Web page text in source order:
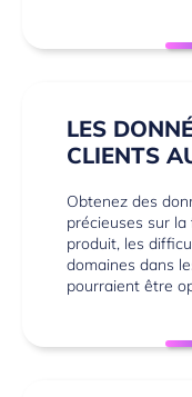
LES
CLIENTS
Obtenez des
précieuses sur
produit, les
domaines dans
pourraient être